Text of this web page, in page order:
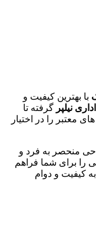
با بهترین کیفیت و
نیلپر گرفته تا
معتبر را در اختیار
منحصر به فرد و
را برای شما فراهم
به کیفیت و دوام